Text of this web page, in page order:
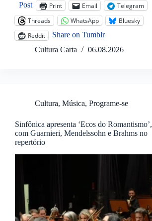
Post Print Email
Telegram
Threads
WhatsApp
Bluesky
Reddit
Share on Tumblr
Cultura Carta
06.08.2026
Cultura, Música, Programe-se
Sinfônica apresenta ‘Ecos do Romantismo’,
com Guarnieri, Mendelssohn e Brahms no
repertório